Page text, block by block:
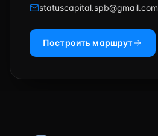
statuscapital.spb@gmail.com
Построить маршрут